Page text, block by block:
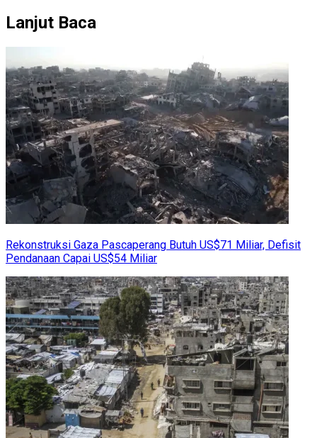
Lanjut Baca
Rekonstruksi Gaza Pascaperang Butuh US$71 Miliar, Defisit
Pendanaan Capai US$54 Miliar